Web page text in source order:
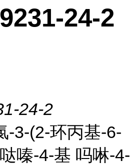
24-2
24-2
-3-(2-环丙基-6-
嗪-4-基 吗啉-4-